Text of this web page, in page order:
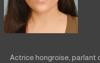
Actrice hongroise, parlant